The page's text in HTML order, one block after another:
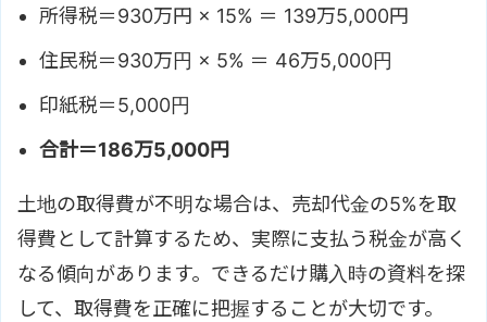
所得税＝930万円 × 15% ＝ 139万5,000円
住民税＝930万円 × 5% ＝ 46万5,000円
印紙税＝5,000円
合計＝186万5,000円
土地の取得費が不明な場合は、売却代金の5%を取
得費として計算するため、実際に支払う税金が高く
なる傾向があります。できるだけ購入時の資料を探
して、取得費を正確に把握することが大切です。